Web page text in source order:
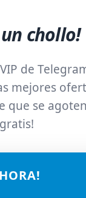
de
mejores
se